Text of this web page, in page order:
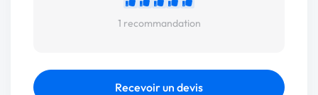
1 recommandation
Recevoir un devis